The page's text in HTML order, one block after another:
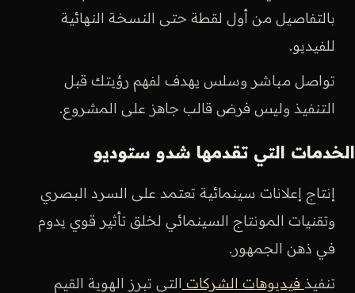
بالتفاصيل من أول لقطة حتى النسخة النهائية
للفيديو.
تواصل مباشر وسلس يهدف لفهم رؤيتك قبل
التنفيذ وليس فرض قالب جاهز على المشروع.
الخدمات التي تقدمها شدو ستوديو
إنتاج إعلانات سينمائية تعتمد على السرد البصري
وتقنيات المونتاج السينمائي لخلق تأثير قوي يدوم
في ذهن الجمهور.
تنفيذ فيديوهات الشركات التي تبرز الهوية القيم